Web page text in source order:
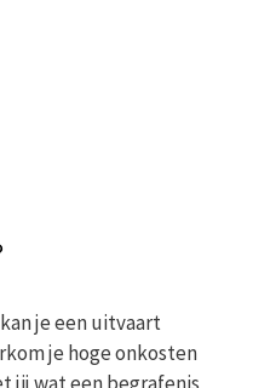
je een uitvaart
je hoge onkosten